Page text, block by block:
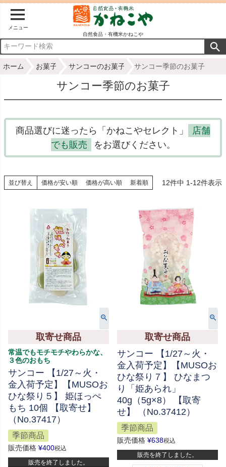
メニュー
自然食品・有機米かねこや
ホーム お菓子 サンコーのお菓子 サンコー季節のお菓子
サンコー季節のお菓子
商品選びに迷ったら「かねこやセレクト」
店舗
でも販売
をお選びください。
並び替え 価格が安い順 価格が高い順 新着順 12件中 1-12件表示
取寄せ商品
常温でもモチモチやわらかな、
３色のおもち
サンコー 【1/27～火・
金入荷予定】【MUSOお
ひな祭り５】 姫ほっぺ
もち 10個 【取寄せ】
（No.37417）
季節商品
販売価格 ¥400税込
販売を終了しました。
取寄せ商品
サンコー 【1/27～火・
金入荷予定】【MUSOお
ひな祭り７】 ひなまつ
り「姫あられ」
40g（5g×8） 【取寄
せ】 （No.37412）
季節商品
販売価格 ¥638税込
販売を終了しました。